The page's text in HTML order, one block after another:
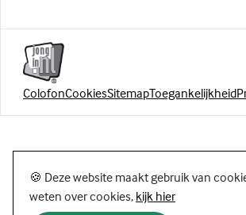
ColofonCookiesSitemapToegankelijkheid
🍪 Deze website maakt gebruik van
weten over cookies, kijk hier